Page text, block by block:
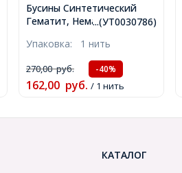
...(УТ0030786)
Бусины Синтетический
Гематит, Немагнитный, на
Золото, Диаметр: 6мм,
Отв. 1.2мм, около
60шт/37см/нить,
(УТ0030786)
Упаковка: 1 нить
270,00руб. -40%
162,00 руб. / 1 нить
КАТАЛОГ